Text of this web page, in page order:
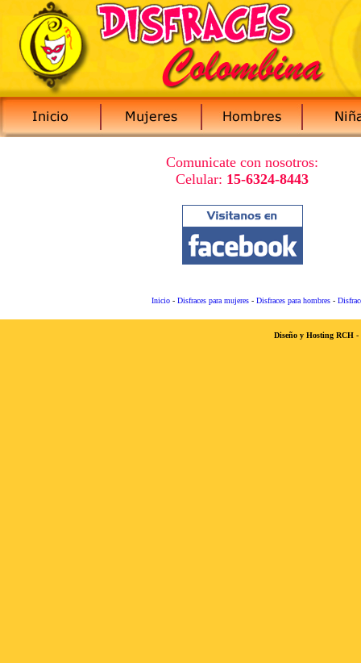
Comunicate con nosotros:
Celular: 15-6324-8443
Inicio - Disfraces para mujeres - Disfraces para hombres -
Diseño y Hosting RCH -